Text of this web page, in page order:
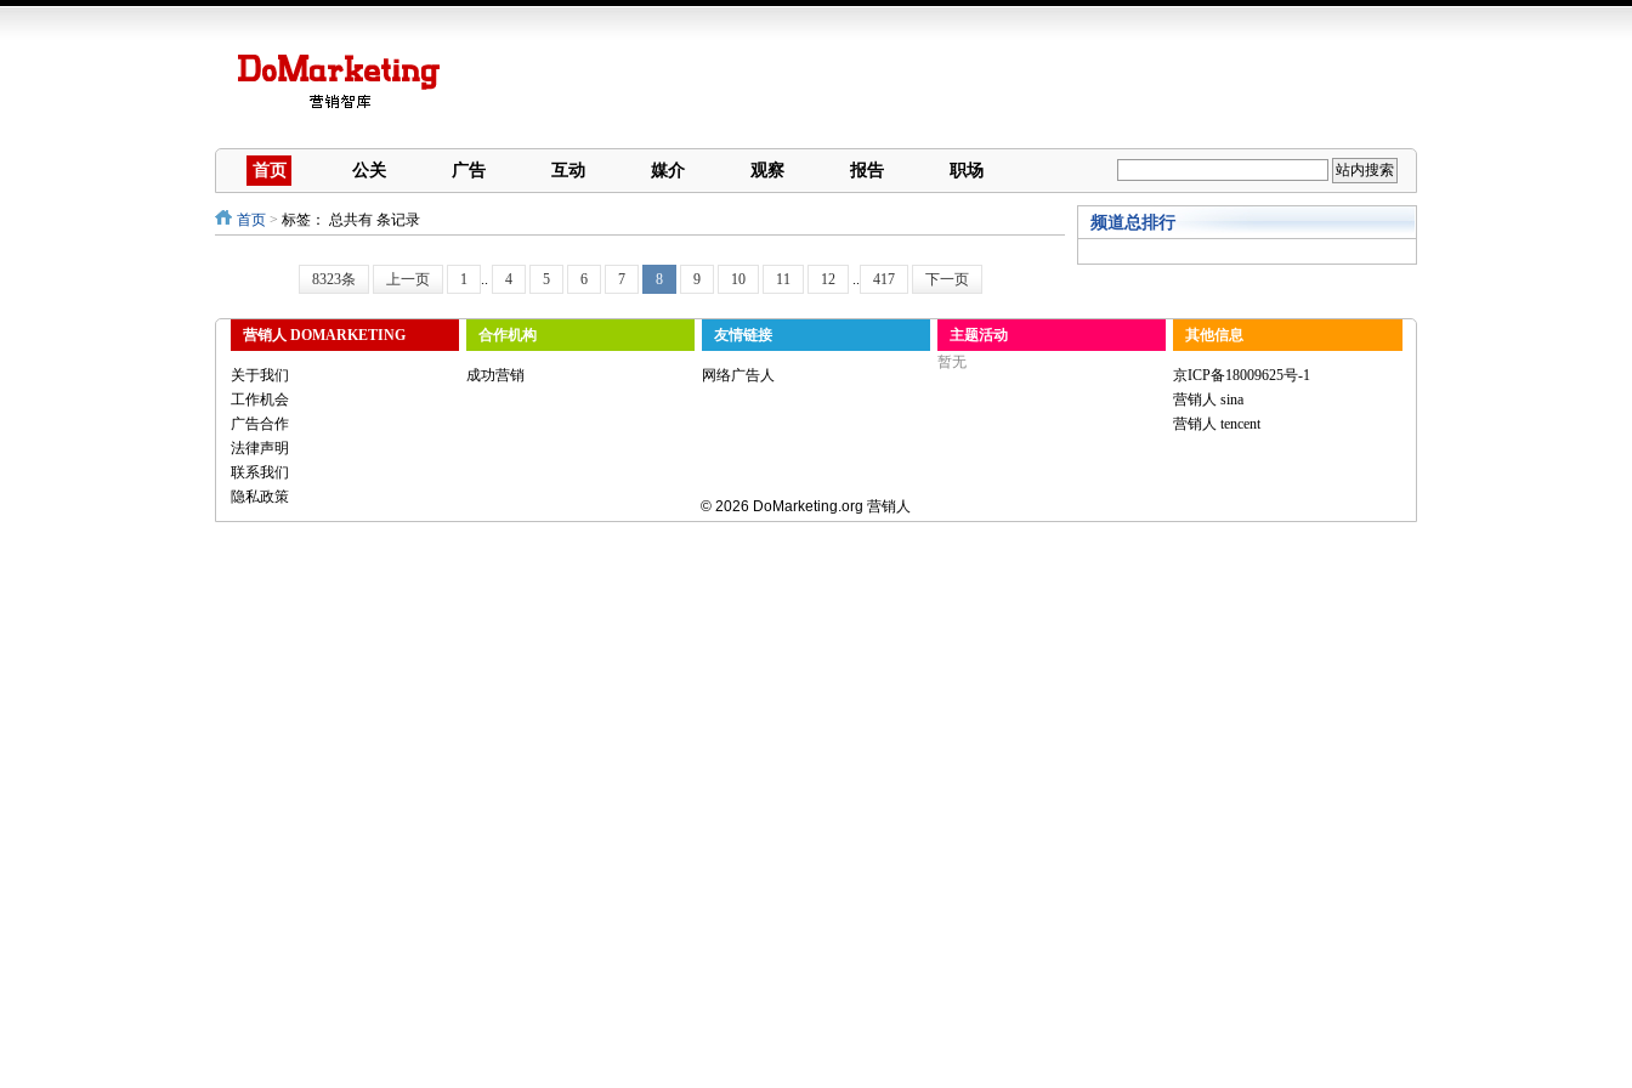
首页 公关 广告 互动 媒介 观察 报告 职场
首页 > 标签： 总共有 条记录
8323条 上一页 1 .. 4 5 6 7 8 9 10 11 12 .. 417 下一页
频道总排行
营销人 DOMARKETING
关于我们
工作机会
广告合作
法律声明
联系我们
隐私政策
合作机构
成功营销
友情链接
网络广告人
主题活动
暂无
其他信息
京ICP备18009625号-1
营销人 sina
营销人 tencent
© 2026 DoMarketing.org 营销人